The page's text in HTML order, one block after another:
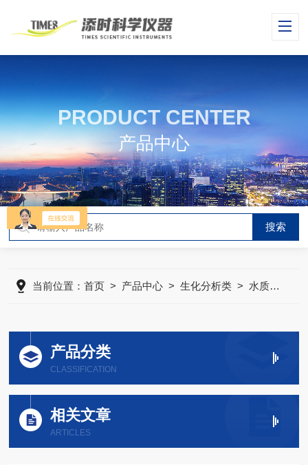
PRODUCT CENTER
产品中心
当前位置：首页 > 产品中心 >生化分析类 > 水质分析仪
产品分类
CLASSIFICATION
相关文章
ARTICLES